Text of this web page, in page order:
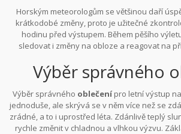
bouřky je vždy nezbytné zvažovat odklad
výstupu, protože bouřky nad horami
náhlých záplav s pár minutovým
Horským meteorologům se většinou daří
krátkodobé změny, proto je užitečné
hodinu před výstupem. Během pěšího
sledovat i změny na obloze a reagovat na
nebezpečných situací. Vždy je lepší se otočit a
ocitnout v nečekané situaci, která vás
minimálně očekáváte.
Výběr správného
Výběr správného oblečenípro letní výstup
jednoduše, ale skrývá se v něm více než se
zrádné, a to i uprostřed léta. Zdánlivě teplý
rychle změnit v chladnou a vlhkou výzvu.